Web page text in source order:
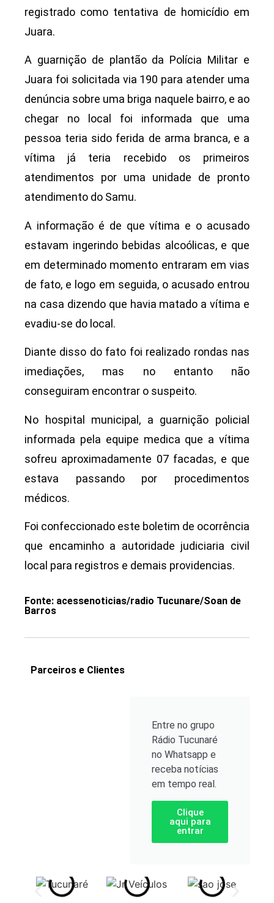
registrado como tentativa de homicídio em
Juara.
A guarnição de plantão da Polícia Militar e
Juara foi solicitada via 190 para atender uma
denúncia sobre uma briga naquele bairro, e ao
chegar no local foi informada que uma
pessoa teria sido ferida de arma branca, e a
vítima já teria recebido os primeiros
atendimentos por uma unidade de pronto
atendimento do Samu.
A informação é de que vítima e o acusado
estavam ingerindo bebidas alcoólicas, e que
em determinado momento entraram em vias
de fato, e logo em seguida, o acusado entrou
na casa dizendo que havia matado a vítima e
evadiu-se do local.
Diante disso do fato foi realizado rondas nas
imediações, mas no entanto não
conseguiram encontrar o suspeito.
No hospital municipal, a guarnição policial
informada pela equipe medica que a vítima
sofreu aproximadamente 07 facadas, e que
estava passando por procedimentos
médicos.
Foi confeccionado este boletim de ocorrência
que encaminho a autoridade judiciaria civil
local para registros e demais providencias.
Fonte: acessenoticias/radio Tucunare/Soan de
Barros
Parceiros e Clientes
Entre no grupo
Rádio Tucunaré
no Whatsapp e
receba notícias
em tempo real.
Clique
aqui para
entrar